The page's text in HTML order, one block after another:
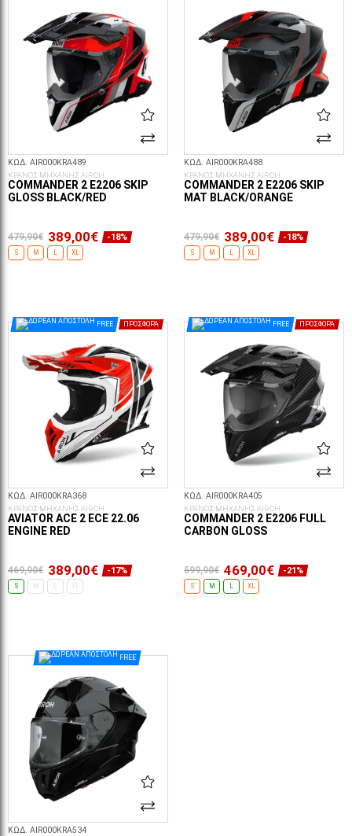
ΚΩΔ. AIR000KRA489
ΚΡΑΝΟΣ ΜΗΧΑΝΗΣ AIROH
COMMANDER 2 E2206 SKIP
GLOSS BLACK/RED
479,90€ 389,00€ -18%
S M L XL
ΚΩΔ. AIR000KRA488
ΚΡΑΝΟΣ ΜΗΧΑΝΗΣ AIROH
COMMANDER 2 E2206 SKIP
MAT BLACK/ORANGE
479,90€ 389,00€ -18%
S M L XL
FREE ΠΡΟΣΦΟΡΆ
ΚΩΔ. AIR000KRA368
ΚΡΑΝΟΣ ΜΗΧΑΝΗΣ AIROH
AVIATOR ACE 2 ECE 22.06
ENGINE RED
469,90€ 389,00€ -17%
S XL
FREE ΠΡΟΣΦΟΡΆ
ΚΩΔ. AIR000KRA405
ΚΡΑΝΟΣ ΜΗΧΑΝΗΣ AIROH
COMMANDER 2 E2206 FULL
CARBON GLOSS
599,90€ 469,00€ -21%
S M L XL
FREE
ΚΩΔ. AIR000KRA534